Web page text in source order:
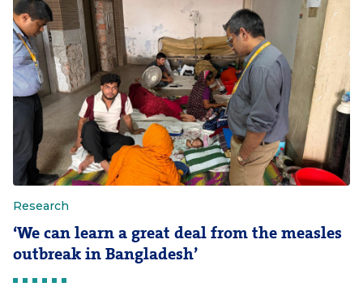
Research
‘We can learn a great deal from the measles
outbreak in Bangladesh’